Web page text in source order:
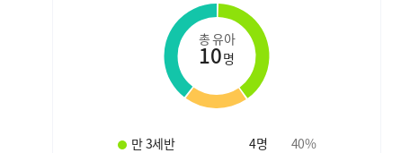
총 유아
10명
만 3세반 4명 40%